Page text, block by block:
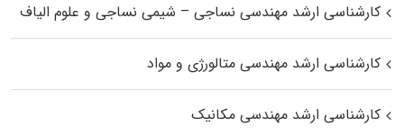
کارشناسی ارشد مهندسی نساجی – شیمی نساجی و علوم الیاف
کارشناسی ارشد مهندسی متالورژی و مواد
کارشناسی ارشد مهندسی مکانیک